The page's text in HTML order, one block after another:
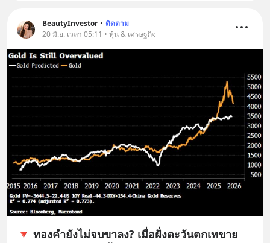
BeautyInvestor • ติดตาม
20 มิ.ย. เวลา 05:11 • หุ้น & เศรษฐกิจ
🔻 ทองคำยังไม่จบขาลง? เมื่อฝั่งตะวันตกเทขาย